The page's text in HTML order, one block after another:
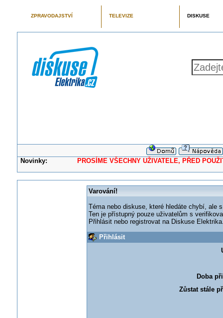
ZPRAVODAJSTVÍ TELEVIZE DISKUSE
Novinky: PROSÍME VŠECHNY UŽIVATELE, PŘED
Varování!
Téma nebo diskuse, které hledáte chybí, ale
Ten je přístupný pouze uživatelům s
Přihlásit nebo registrovat na Diskuse
Přihlásit
Doba
Zůstat stále